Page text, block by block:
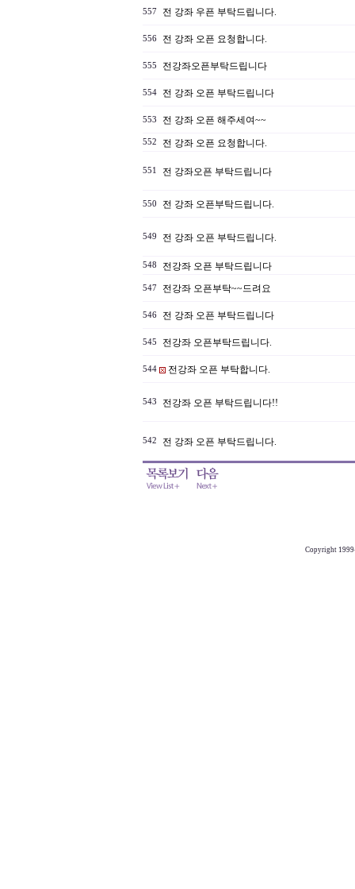
557 전 강좌 우픈 부탁드립니다.
556 전 강좌 오픈 요청합니다.
555 전강좌오픈부탁드립니다
554 전 강좌 오픈 부탁드립니다
553 전 강좌 오픈 해주세여~~
552 전 강좌 오픈 요청합니다.
551 전 강좌오픈 부탁드립니다
550 전 강좌 오픈부탁드립니다.
549 전 강좌 오픈 부탁드립니다.
548 전강좌 오픈 부탁드립니다
547 전강좌 오픈부탁~~드려요
546 전 강좌 오픈 부탁드립니다
545 전강좌 오픈부탁드립니다.
544 전강좌 오픈 부탁합니다.
543 전강좌 오픈 부탁드립니다!!
542 전 강좌 오픈 부탁드립니다.
Copyright